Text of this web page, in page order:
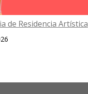
de Residencia Artística